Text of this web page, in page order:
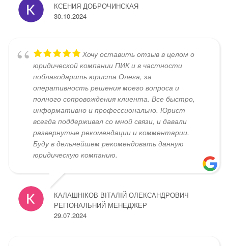
КСЕНИЯ ДОБРОЧИНСКАЯ
30.10.2024
Хочу оставить отзыв в целом о
юридической компании ПИК и в частности
поблагодарить юриста Олега, за
оперативность решения моего вопроса и
полного сопровождения клиента. Все быстро,
информативно и профессионально. Юрист
всегда поддерживал со мной связи, и давали
развернутые рекомендации и комментарии.
Буду в дельнейшем рекомендовать данную
юридическую компанию.
КАЛАШНІКОВ ВІТАЛІЙ ОЛЕКСАНДРОВИЧ
РЕГІОНАЛЬНИЙ МЕНЕДЖЕР
29.07.2024